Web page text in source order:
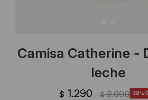
Camisa Catherine -
leche
$ 1.290 $ 2.090 38